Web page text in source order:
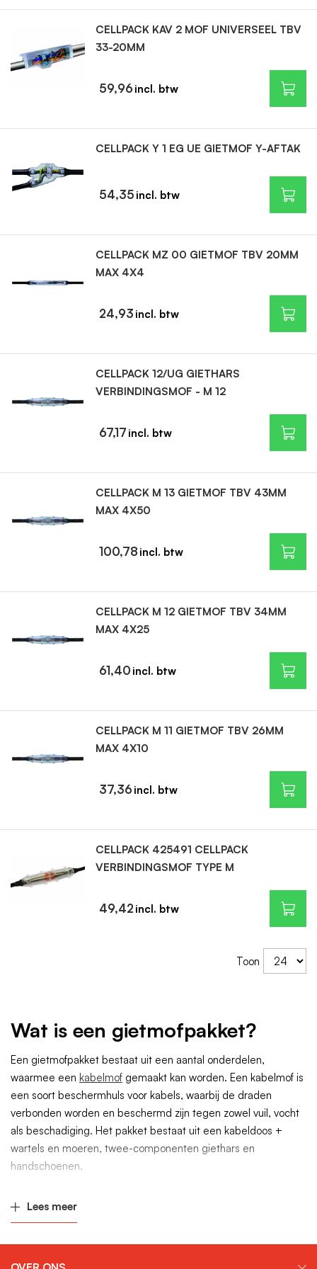
CELLPACK KAV 2 MOF UNIVERSEEL TBV
33-20MM
59,96
CELLPACK Y 1 EG UE GIETMOF Y-AFTAK
54,35
CELLPACK MZ 00 GIETMOF TBV 20MM
MAX 4X4
24,93
CELLPACK 12/UG GIETHARS
VERBINDINGSMOF - M 12
67,17
CELLPACK M 13 GIETMOF TBV 43MM
MAX 4X50
100,78
CELLPACK M 12 GIETMOF TBV 34MM
MAX 4X25
61,40
CELLPACK M 11 GIETMOF TBV 26MM
MAX 4X10
37,36
CELLPACK 425491 CELLPACK
VERBINDINGSMOF TYPE M
49,42
Toon
Wat is een gietmofpakket?
Een gietmofpakket bestaat uit een aantal onderdelen,
waarmee een kabelmof gemaakt kan worden. Een kabelmof is
een soort beschermhuls voor kabels, waarbij de draden
verbonden worden en beschermd zijn tegen zowel vuil, vocht
als beschadiging. Het pakket bestaat uit een kabeldoos +
wartels en moeren, twee-componenten giethars en
handschoenen.
Het gebruik van een pakket is eenvoudig. Volg gewoon de
veiligheidsmaatregelen neemt. Hier zijn de basisstappen voor
het gebruik van een gietmofpakket:
Lees meer